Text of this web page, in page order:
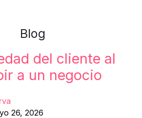
Blog
del cliente al
a un negocio
26, 2026